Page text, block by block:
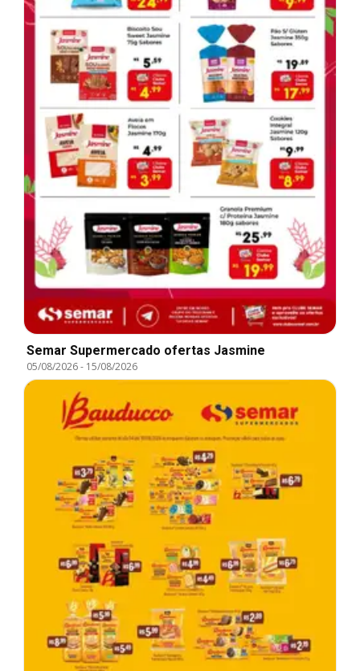
Semar Supermercado ofertas Jasmine
05/08/2026- 15/08/2026